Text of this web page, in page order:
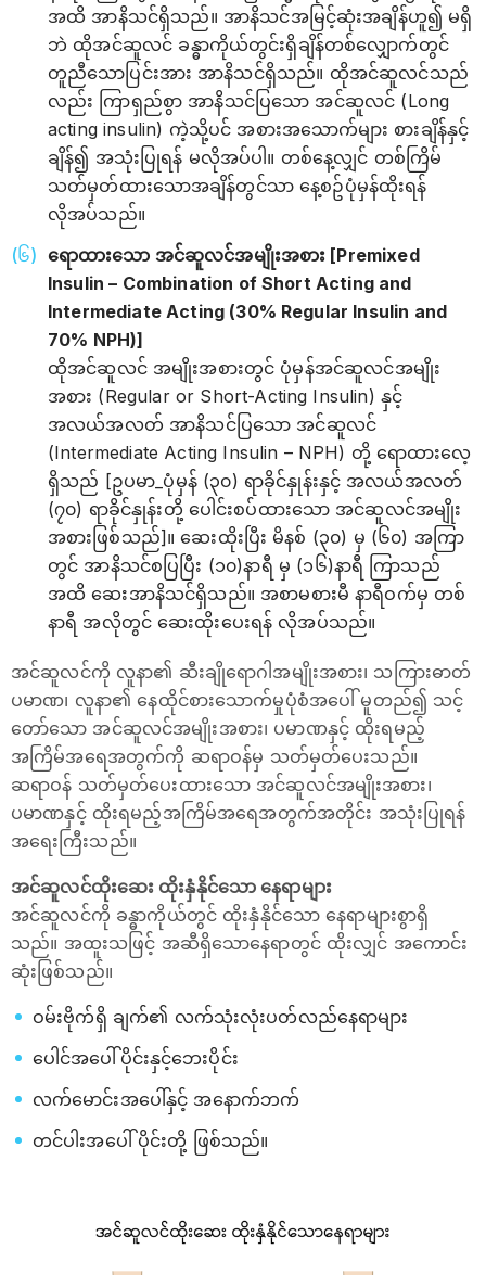
အထိ အာနိသင်ရှိသည်။ အာနိသင်အမြင့်ဆုံးအချိန်ဟူ၍ မရှိ
ဘဲ ထိုအင်ဆူလင် ခန္ဓာကိုယ်တွင်းရှိချိန်တစ်လျှောက်တွင်
တူညီသောပြင်းအား အာနိသင်ရှိသည်။ ထိုအင်ဆူလင်သည်
လည်း ကြာရှည်စွာ အာနိသင်ပြသော အင်ဆူလင် (Long
acting insulin) ကဲ့သို့ပင် အစားအသောက်များ စားချိန်နှင့်
ချိန်၍ အသုံးပြုရန် မလိုအပ်ပါ။ တစ်နေ့လျှင် တစ်ကြိမ်
သတ်မှတ်ထားသောအချိန်တွင်သာ နေ့စဥ်ပုံမှန်ထိုးရန်
လိုအပ်သည်။
ရောထားသော အင်ဆူလင်အမျိုးအစား [Premixed
Insulin – Combination of Short Acting and
Intermediate Acting (30% Regular Insulin and
70% NPH)]
ထိုအင်ဆူလင် အမျိုးအစားတွင် ပုံမှန်အင်ဆူလင်အမျိုး
အစား (Regular or Short-Acting Insulin) နှင့်
အလယ်အလတ် အာနိသင်ပြသော အင်ဆူလင်
(Intermediate Acting Insulin – NPH) တို့ ရောထားလေ့
ရှိသည် [ဥပမာ_ပုံမှန် (၃၀) ရာခိုင်နှုန်းနှင့် အလယ်အလတ်
(၇၀) ရာခိုင်နှုန်းတို့ ပေါင်းစပ်ထားသော အင်ဆူလင်အမျိုး
အစားဖြစ်သည်]။ ဆေးထိုးပြီး မိနစ် (၃၀) မှ (၆၀) အကြာ
တွင် အာနိသင်စပြပြီး (၁၀)နာရီ မှ (၁၆)နာရီ ကြာသည်
အထိ ဆေးအာနိသင်ရှိသည်။ အစာမစားမီ နာရီဝက်မှ တစ်
နာရီ အလိုတွင် ဆေးထိုးပေးရန် လိုအပ်သည်။
အင်ဆူလင်ကို လူနာ၏ ဆီးချိုရောဂါအမျိုးအစား၊ သကြားဓာတ်
ပမာဏ၊ လူနာ၏ နေထိုင်စားသောက်မှုပုံစံအပေါ် မူတည်၍ သင့်
တော်သော အင်ဆူလင်အမျိုးအစား၊ ပမာဏနှင့် ထိုးရမည့်
အကြိမ်အရေအတွက်ကို ဆရာဝန်မှ သတ်မှတ်ပေးသည်။
ဆရာဝန် သတ်မှတ်ပေးထားသော အင်ဆူလင်အမျိုးအစား၊
ပမာဏနှင့် ထိုးရမည့်အကြိမ်အရေအတွက်အတိုင်း အသုံးပြုရန်
အရေးကြီးသည်။
အင်ဆူလင်ထိုးဆေး ထိုးနှံနိုင်သော နေရာများ
အင်ဆူလင်ကို ခန္ဓာကိုယ်တွင် ထိုးနှံနိုင်သော နေရာများစွာရှိ
သည်။ အထူးသဖြင့် အဆီရှိသောနေရာတွင် ထိုးလျှင် အကောင်း
ဆုံးဖြစ်သည်။
ဝမ်းဗိုက်ရှိ ချက်၏ လက်သုံးလုံးပတ်လည်နေရာများ
ပေါင်အပေါ်ပိုင်းနှင့်ဘေးပိုင်း
လက်မောင်းအပေါ်နှင့် အနောက်ဘက်
တင်ပါးအပေါ် ပိုင်းတို့ ဖြစ်သည်။